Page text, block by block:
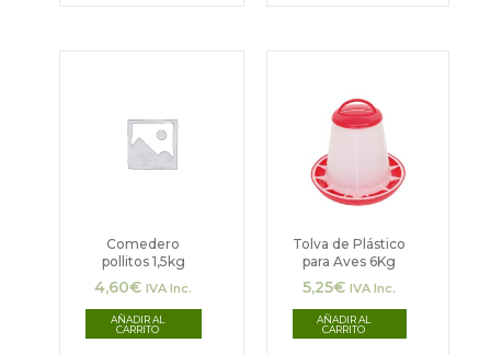
Comedero
pollitos 1,5kg
4,60€ IVA Inc.
AÑADIR AL
CARRITO
Tolva de Plástico
para Aves 6Kg
5,25€ IVA Inc.
AÑADIR AL
CARRITO